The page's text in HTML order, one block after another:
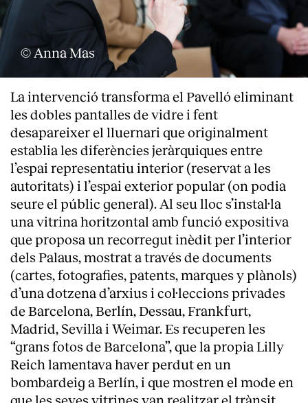
© Anna Mas
La intervenció transforma el Pavelló eliminant
les dobles pantalles de vidre i fent
desapareixer el lluernari que originalment
establia les diferències jeràrquiques entre
l’espai representatiu interior (reservat a les
autoritats) i l’espai exterior popular (on podia
seure el públic general). Al seu lloc s’instal·la
una vitrina horitzontal amb funció expositiva
que proposa un recorregut inèdit per l’interior
dels Palaus, mostrat a través de documents
(cartes, fotografies, patents, marques y plànols)
d’una dotzena d’arxius i col·leccions privades
de Barcelona, Berlín, Dessau, Frankfurt,
Madrid, Sevilla i Weimar. Es recuperen les
“grans fotos de Barcelona”, que la propia Lilly
Reich lamentava haver perdut en un
bombardeig a Berlín, i que mostren el mode en